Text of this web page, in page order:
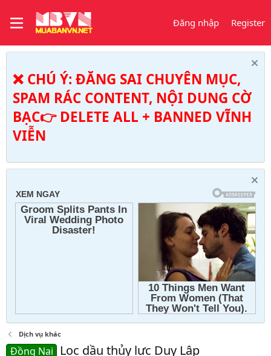
Đăng nhập Register
❌ CHÚ Ý: ĐĂNG SAI CHUYÊN MỤC,
SPAM RÁC CONTENT, NỘI DUNG CỜ
BẠC👉 DELETE ALL + BANNED VĨNH
VIỄN
Dịch vụ khác
Đồng Nai Lọc dầu thủy lực Duy Lập